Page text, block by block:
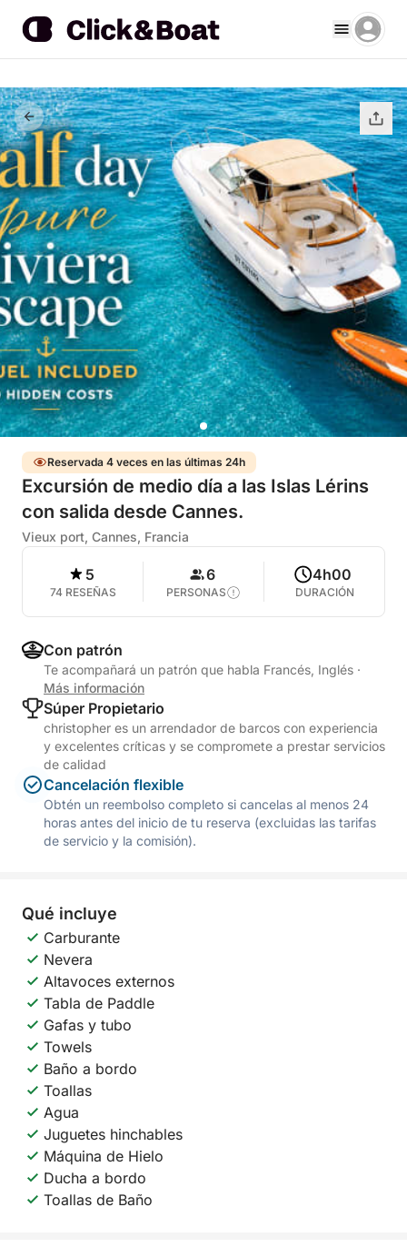
Reservada 4 veces en las últimas 24h
Excursión de medio día a las Islas Lérins
con salida desde Cannes.
Vieux port, Cannes, Francia
5
74 RESEÑAS
6
PERSONAS
4h00
DURACIÓN
Con patrón
Te acompañará un patrón que habla Francés, Inglés ·
Más información
Súper Propietario
christopher es un arrendador de barcos con experiencia
y excelentes críticas y se compromete a prestar servicios
de calidad
Cancelación flexible
Obtén un reembolso completo si cancelas al menos 24
horas antes del inicio de tu reserva (excluidas las tarifas
de servicio y la comisión).
Qué incluye
Carburante
Nevera
Altavoces externos
Tabla de Paddle
Gafas y tubo
Towels
Baño a bordo
Toallas
Agua
Juguetes hinchables
Máquina de Hielo
Ducha a bordo
Toallas de Baño